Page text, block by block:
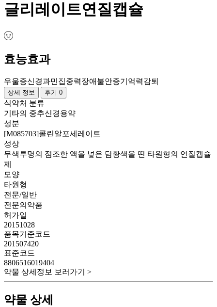
글리레이트연질캡슐
효능효과
우울증신경과민집중력장애 불안증기억력감퇴
상세 정보 후기 0
식약처 분류
기타의 중추신경용약
성분
[M085703]콜린알포세레이트
성상
무색투명의 점조한 액을 넣은 담황색을 띤 타원형의 연질캡슐
제
모양
타원형
전문/일반
전문의약품
허가일
20151028
품목기준코드
201507420
표준코드
8806516019404
약물 상세정보 보러가기 >
약물 상세